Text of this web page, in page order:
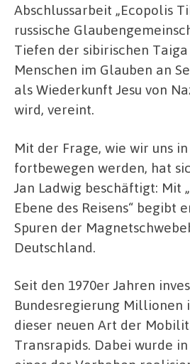
Abschlussarbeit „Ecopolis
russische
Tiefen der sibirischen Taiga
Menschen im Glauben an
als Wiederkunft Jesu von
wird, vereint.
Mit der Frage, wie wir uns
fortbewegen werden, hat
Jan Ladwig beschäftigt: Mit
Ebene des Reisens“ begibt
Spuren der
Deutschland.
Seit den 1970er Jahren
Bundesregierung Millionen
dieser neuen Art der
Transrapids. Dabei wurde